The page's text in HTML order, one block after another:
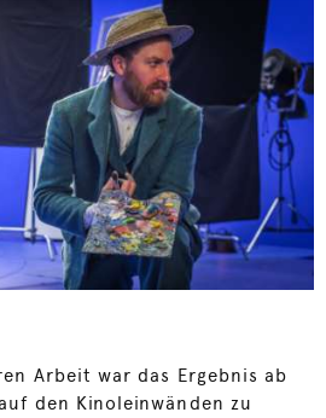
Arbeit war das Ergebnis ab
den Kinoleinwänden zu